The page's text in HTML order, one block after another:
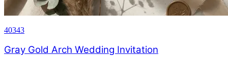
40343
Gray Gold Arch Wedding Invitation